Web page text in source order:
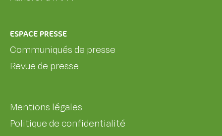
ESPACE PRESSE
Communiqués de presse
Revue de presse
Mentions légales
Politique de confidentialité